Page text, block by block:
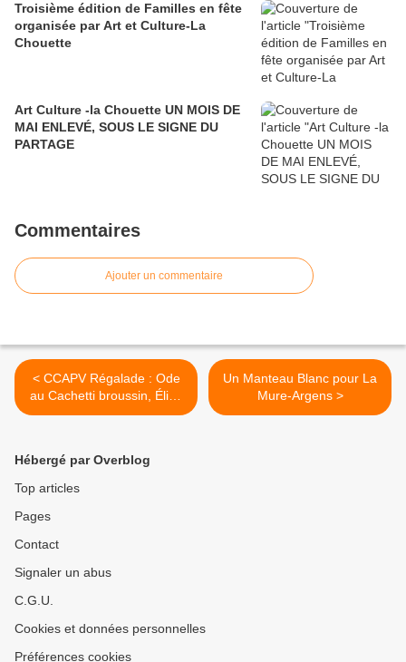
Troisième édition de Familles en fête
organisée par Art et Culture-La
Chouette
Art Culture -la Chouette UN MOIS DE
MAI ENLEVÉ, SOUS LE SIGNE DU
PARTAGE
Commentaires
Ajouter un commentaire
< CCAPV Régalade : Ode
au Cachetti broussin, Élixir
des Sens
Un Manteau Blanc pour La
Mure-Argens >
Hébergé par Overblog
Top articles
Pages
Contact
Signaler un abus
C.G.U.
Cookies et données personnelles
Préférences cookies